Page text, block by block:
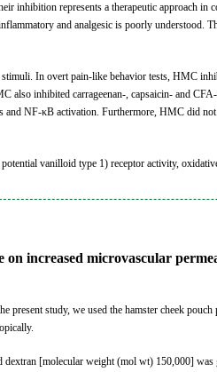
inhibition represents a therapeutic approach in
and analgesic is poorly understood.
In overt pain-like behavior tests, HMC
inhibited carrageenan-, capsaicin- and CFA-
NF-κB activation. Furthermore, HMC did
vanilloid type 1) receptor activity,
increased microvascular
study, we used the hamster cheek pouch
dextran [molecular weight (mol wt) 150,000]